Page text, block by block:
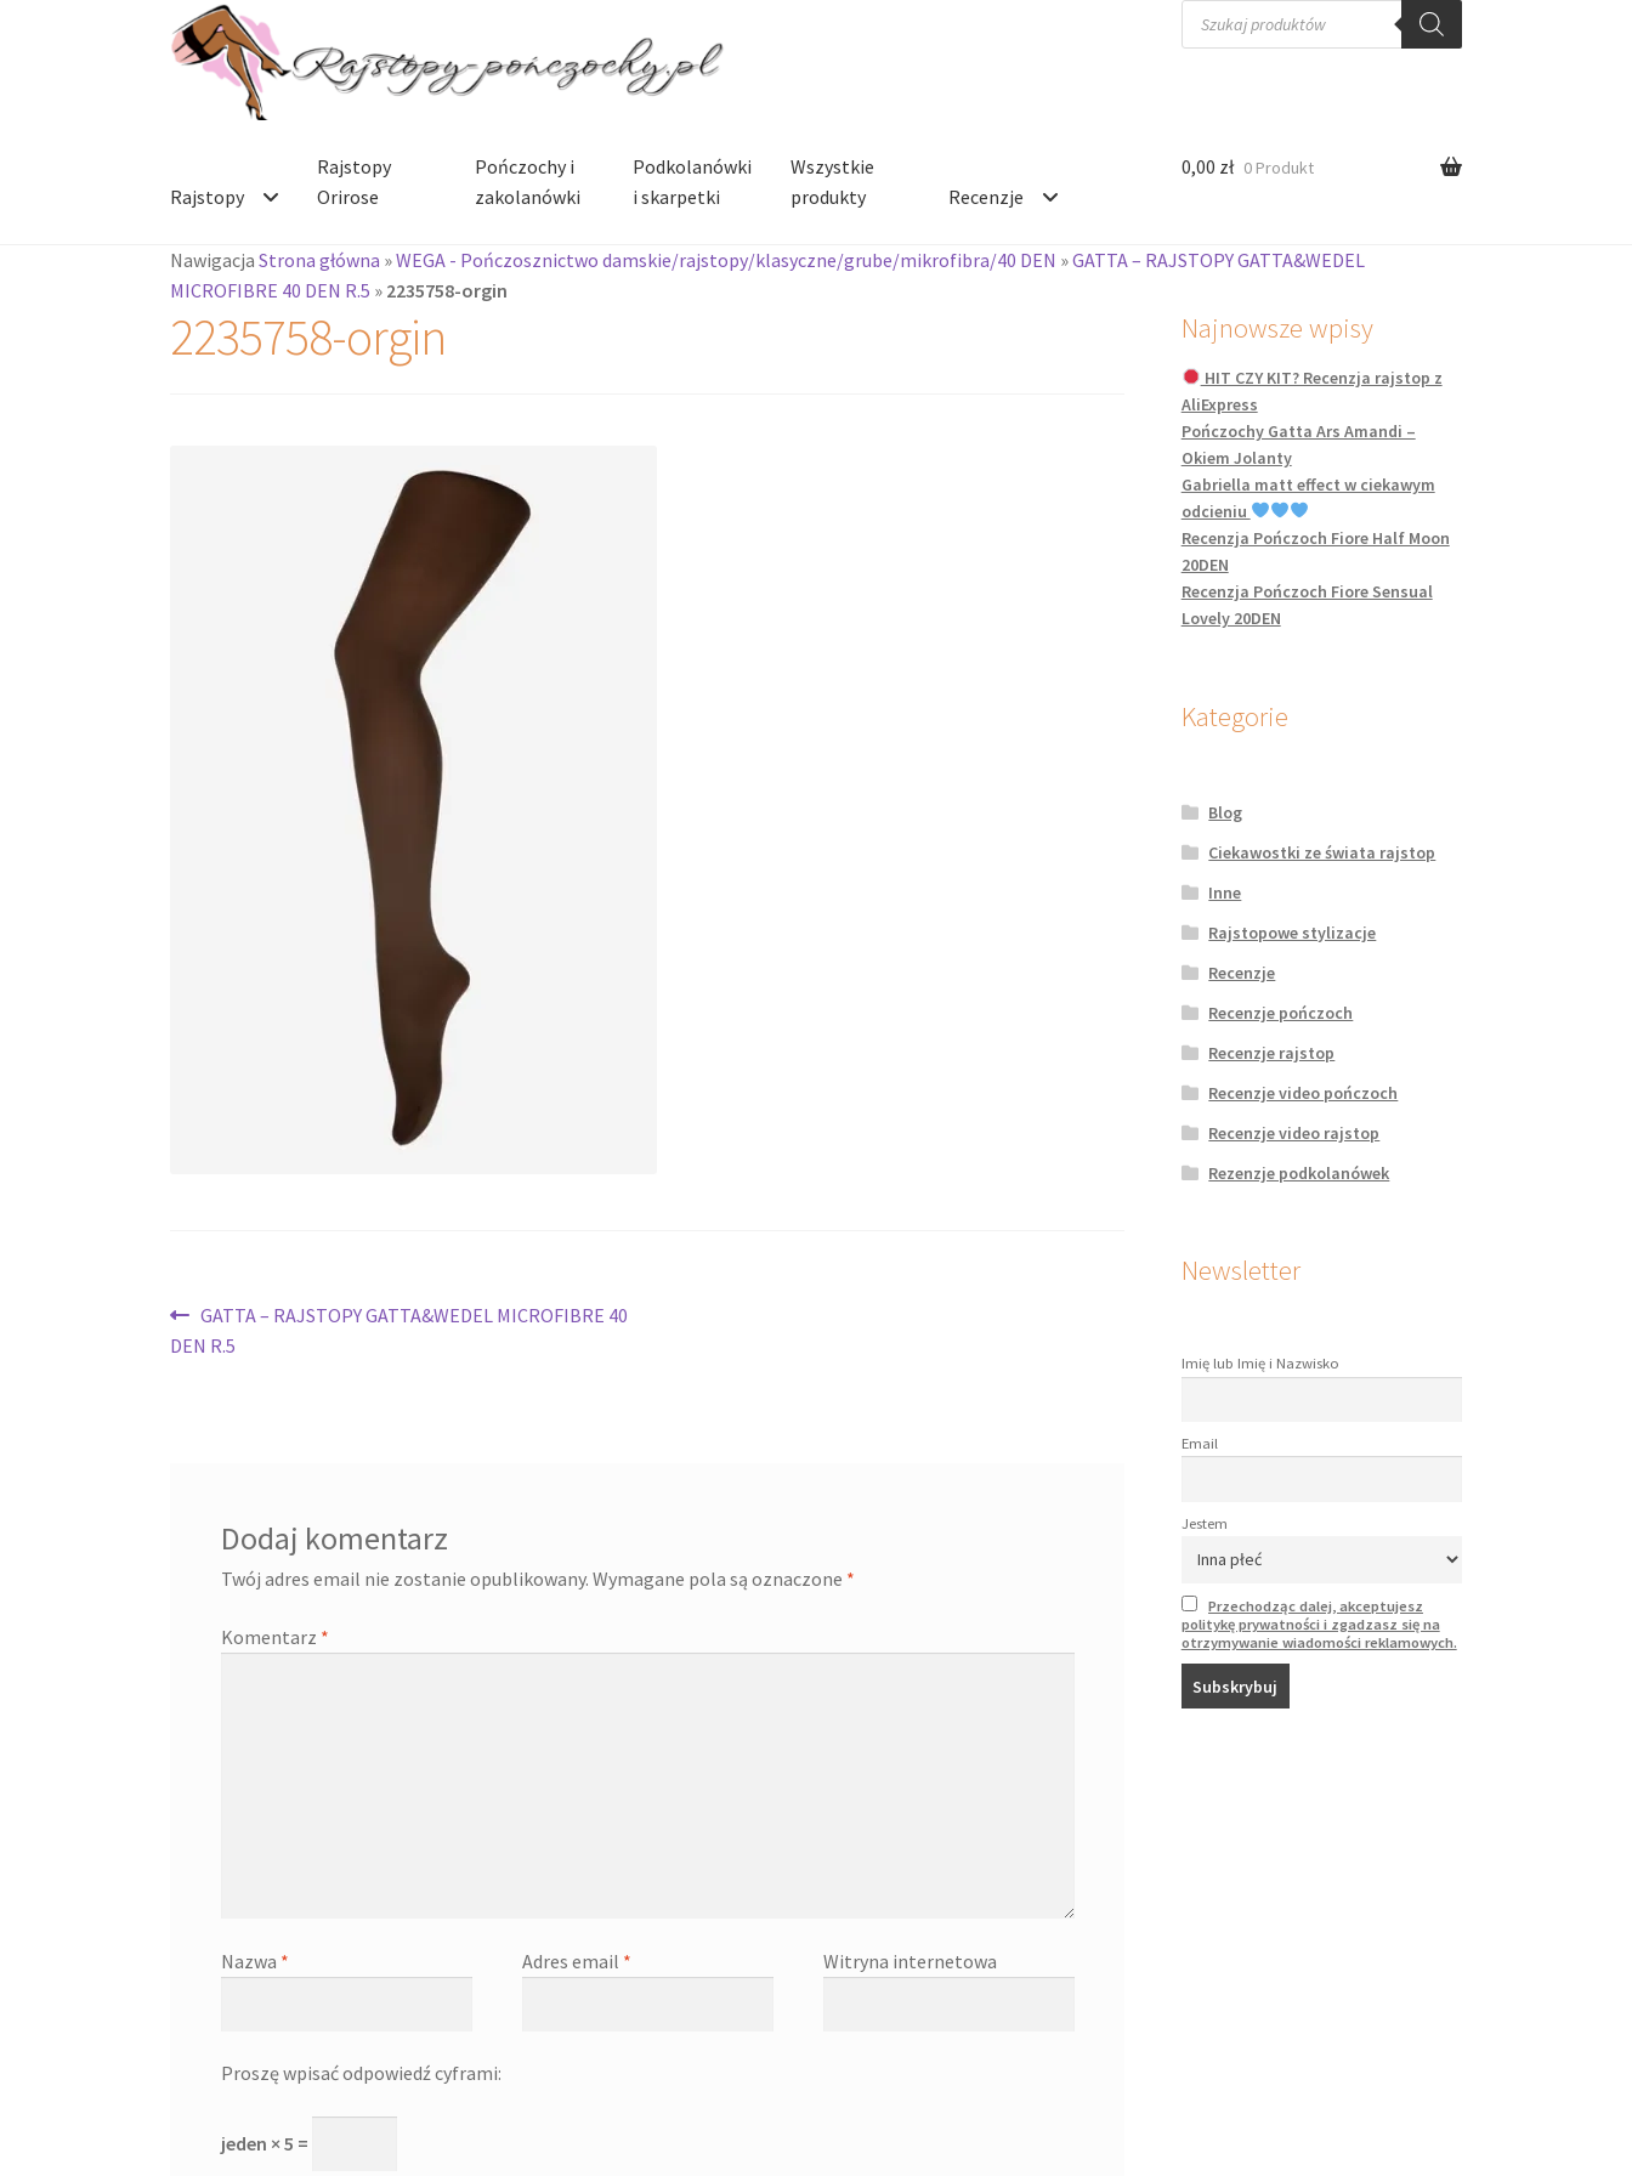
Przejdź
do
nawigacji
Przejdź
do
treści
Wyszukiwarka
produktów
Rajstopy
Rajstopy
Orirose
Pończochy i
zakolanówki
Podkolanówki
i skarpetki
Wszystkie
produkty
Recenzje
0,00 zł 0 Produkt
NawigacjaStrona główna »WEGA - Pończosznictwo damskie/rajstopy/klasyczne/grube/mikrofibra/40 DEN »GATTA – RAJSTOPY GATTA&WEDEL
MICROFIBRE 40 DEN R.5 » 2235758-orgin
2235758-orgin
Nawigacja
wpisu
Poprzedni
wpis:
GATTA – RAJSTOPY GATTA&WEDEL MICROFIBRE 40
DEN R.5
Dodaj komentarz
Twój adres email nie zostanie opublikowany. Wymagane pola są oznaczone *
Komentarz *
Nazwa * Adres email * Witryna internetowa
Proszę wpisać odpowiedź cyframi:
jeden × 5 =
Najnowsze wpisy
HIT CZY KIT? Recenzja rajstop z
AliExpress
Pończochy Gatta Ars Amandi –
Okiem Jolanty
Gabriella matt effect w ciekawym
odcieniu
Recenzja Pończoch Fiore Half Moon
20DEN
Recenzja Pończoch Fiore Sensual
Lovely 20DEN
Kategorie
Blog
Ciekawostki ze świata rajstop
Inne
Rajstopowe stylizacje
Recenzje
Recenzje pończoch
Recenzje rajstop
Recenzje video pończoch
Recenzje video rajstop
Rezenzje podkolanówek
Newsletter
Imię lub Imię i Nazwisko
Email
Jestem
Przechodząc dalej, akceptujesz
politykę prywatności i zgadzasz się na
otrzymywanie wiadomości reklamowych.